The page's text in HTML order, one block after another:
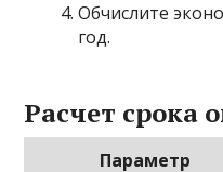
Обчислите
год.
Расчет срока
Параметр